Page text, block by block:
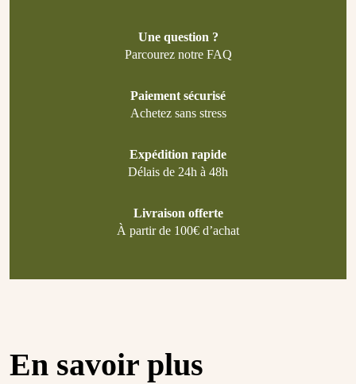
Une question ?
Parcourez notre FAQ
Paiement sécurisé
Achetez sans stress
Expédition rapide
Délais de 24h à 48h
Livraison offerte
À partir de 100€ d’achat
En savoir plus